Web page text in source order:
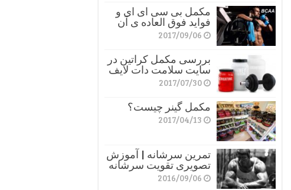
مکمل بی سی ای ای و
فواید فوق العاده ی آن
2017/09/06
بررسی مکمل کراتین در
سایت سلامت دات لایف
2017/07/30
مکمل گینر چیست؟
2017/04/13
تمرین سرشانه | آموزش
تصویری تقویت سرشانه
2016/09/06